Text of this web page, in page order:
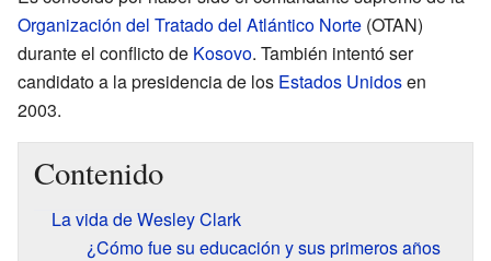
Organización del Tratado del Atlántico Norte (OTAN)
durante el conflicto de Kosovo. También intentó ser
candidato a la presidencia de los Estados Unidosen
2003.
Contenido
La vida de Wesley Clark
¿Cómo fue su educación y sus primeros años